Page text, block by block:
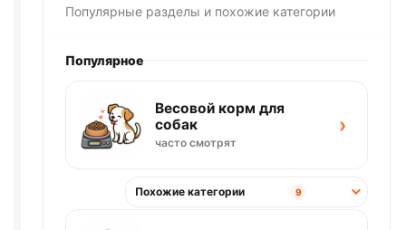
Популярные разделы и похожие категории
Популярное
Весовой корм для
собак
часто смотрят
›
Похожие категории 9